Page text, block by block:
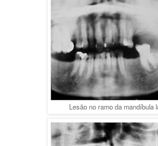
Lesão no ramo da mandíbula